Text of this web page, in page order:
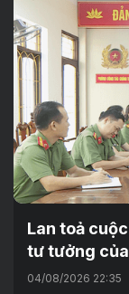
Lan toả
tư tưởng
04/08/2026 22:35